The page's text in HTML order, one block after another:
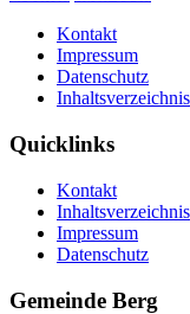
Kontakt
Impressum
Datenschutz
Inhaltsverzeichnis
Quicklinks
Kontakt
Inhaltsverzeichnis
Impressum
Datenschutz
Gemeinde Berg